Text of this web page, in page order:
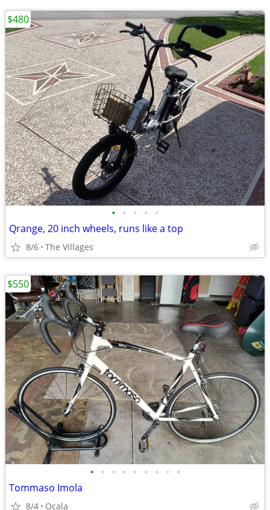
• • • • •
Qrange, 20 inch wheels, runs like a top
8/6 The Villages
$480
• • • • • • • • •
Tommaso Imola
8/4 Ocala
$550